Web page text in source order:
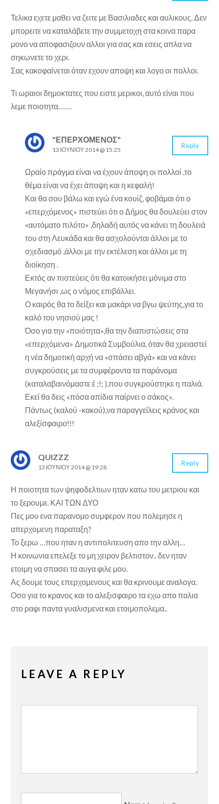
Τελικα εχετε μαθει να ζειτε με Βασιλιαδες και αυλικους. Δεν
μπορειτε να καταλάβετε την συμμετοχη στα κοινα παρα
μονο να αποφασιζουν αλλοι για σας και εσεις απλα να
σηκωνετε το χερι.
Σας κακοφαίνεται όταν εχουν αποψη και λογο οι πολλοι.
Τι ωραιοι δημοκτατες που ειστε μερικοι, αυτό είναι που
λεμε ποιοτητα…….
"ΕΠΕΡΧΟΜΕΝΟΣ"
13 ΙΟΥΝΊΟΥ 2014 @ 15:25
Ωραίο πράγμα είναι να έχουν άποψη οι πολλοί ,το
θέμα είναι να έχει άποψη και η κεφαλή!
Και θα σου βάλω και εγώ ένα κουίζ, φοβάμαι ότι ο
«επερχόμενος» πιστεύει ότι ο Δήμος θα δουλεύει στον
«αυτόματο πιλότο» ,δηλαδή αυτός να κάνει τη δουλειά
του στη Λευκάδα και θα ασχολούνται άλλοι με το
σχεδιασμό ,άλλοι με την εκτέλεση και άλλοι με τη
διοίκηση .
Εκτός αν πιστεύεις ότι θα κατοικήσει μόνιμα στο
Μεγανήσι ,ως ο νόμος επιβάλλει.
Ο καιρός θα το δείξει και μακάρι να βγω ψεύτης,για το
καλό του νησιού μας !
Όσο για την «ποιότητα»,θα την διαπιστώσεις στα
«επερχόμενα» Δημοτικά Συμβούλια, όταν θα χρειαστεί
η νέα δημοτική αρχή να «σπάσει αβγά» και να κάνει
συγκρούσεις με τα συμφέροντα τα παράνομα
(καταλαβαινόμαστε έ ;!; ),που συγκρούστηκε η παλιά.
Εκεί θα δεις «πόσα απίδια παίρνει ο σάκος».
Πάντως (καλού -κακού),να παραγγείλεις κράνος και
αλεξίσφαιρο!!!
Reply
QUIZZZ
13 ΙΟΥΝΊΟΥ 2014 @ 19:28
Η ποιοτητα των ψηφοδελτιων ηταν κατω του μετριου και
το ξερουμε. ΚΑΙ ΤΩΝ ΔΥΟ
Πες μου ενα παρανομο συμφερον που πολεμησε η
απερχομενη παραταξη?
Το ξερω …που ηταν η αντιπολιτευση απο την αλλη…
Η κοινωνια επελεξε το μη χειρον βελτιστον.. δεν ηταν
ετοιμη να σπασει τα αυγα φιλε μου.
Ας δουμε τους επερχομενους και θα κρινουμε αναλογα.
Οσο για το κρανος και το αλεξισφαιρο τα εχω απο παλια
στο ραφι παντα γυαλισμενα και ετοιμοπολεμα..
Reply
LEAVE A REPLY